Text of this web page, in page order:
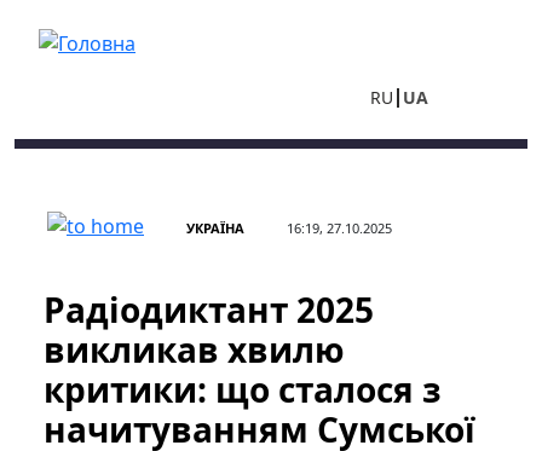
RU UA
УКРАЇНА 16:19, 27.10.2025
Радіодиктант 2025
викликав хвилю
критики: що сталося з
начитуванням Сумської